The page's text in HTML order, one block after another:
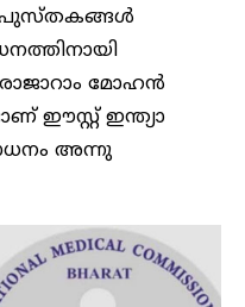
പുസ്തകങ്ങൾ
മോഹൻ
ഈസ്റ്റ് ഇന്ത്യാ
അന്നു